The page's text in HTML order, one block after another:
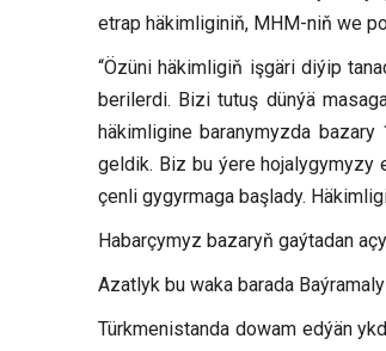
etrap häkimliginiň, MHM-niň we
“Özüni häkimligiň işgäri diýip
berilerdi. Bizi tutuş dünýä
häkimligine baranymyzda
geldik. Biz bu ýere hojalygymyzy
çenli gygyrmaga başlady.
Habarçymyz bazaryň gaýtadan
Azatlyk bu waka barada
Türkmenistanda dowam edýän